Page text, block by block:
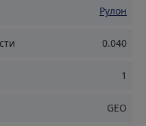
и окружающей
стропилами (с
Рулон
0.040
1
GEO